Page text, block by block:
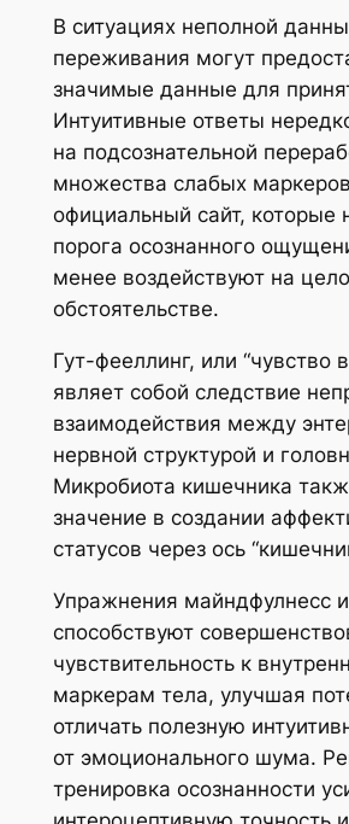
В ситуациях неполной
переживания могут
значимые данные для
Интуитивные ответы
на подсознательной
множества слабых
официальный сайт, которые
порога осознанного
менее воздействуют на
обстоятельстве.
Гут-фееллинг, или “чувство
являет собой следствие
взаимодействия между
нервной структурой и
Микробиота кишечника
значение в создании
статусов через ось
Упражнения майндфулнесс
способствуют
чувствительность к
маркерам тела, улучшая
отличать полезную
от эмоционального шума.
тренировка осознанности